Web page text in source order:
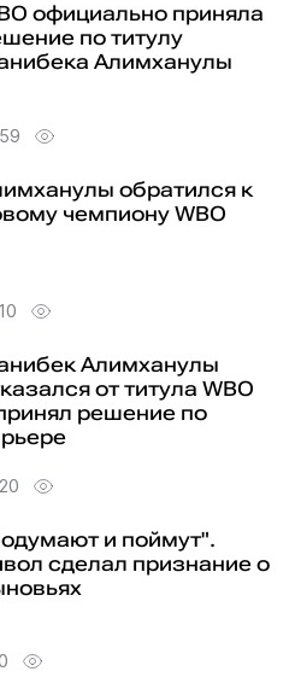
официально приняла
по титулу
Алимханулы
обратился к
чемпиону WBO
Алимханулы
от титула WBO
решение по
и поймут".
сделал признание о